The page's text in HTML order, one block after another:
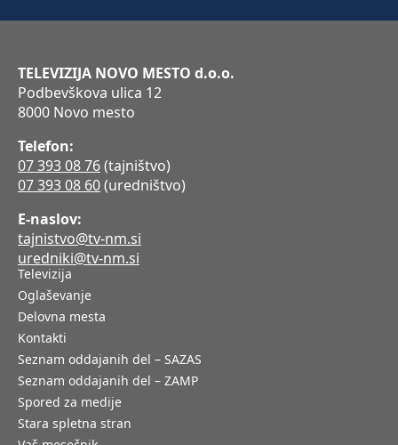
TELEVIZIJA NOVO MESTO d.o.o.
Podbevškova ulica 12
8000 Novo mesto
Telefon:
07 393 08 76(tajništvo)
07 393 08 60(uredništvo)
E-naslov:
tajnistvo@tv-nm.si
uredniki@tv-nm.si
Televizija
Oglaševanje
Delovna mesta
Kontakti
Seznam oddajanih del – SAZAS
Seznam oddajanih del – ZAMP
Spored za medije
Stara spletna stran